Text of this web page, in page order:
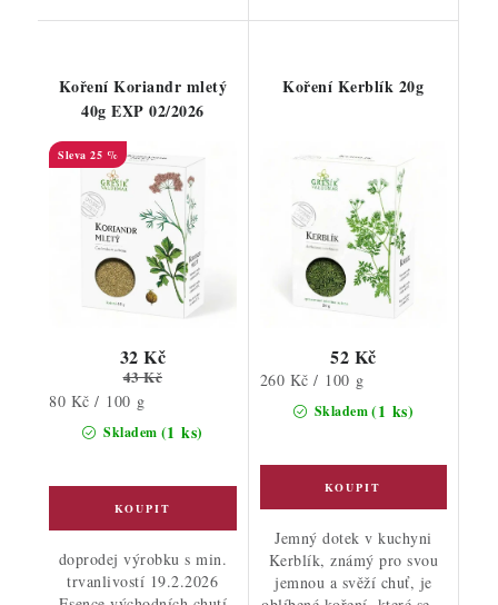
Koření Koriandr mletý
40g EXP 02/2026
25 %
Skladem (1 ks)
32 Kč
43 Kč
Měrná
80 Kč / 100 g
doprodej výrobku s min.
trvanlivostí 19.2.2026
Koření Kerblík 20g
Skladem(1 ks)
52 Kč
Měrná
260 Kč / 100 g
Jemný dotek v kuchyni
Kerblík, známý pro svou
jemnou a svěží chuť, je